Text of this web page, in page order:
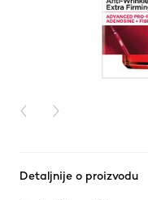
PREVIOUS CARD
NEXT CARD
Detaljnije o proizvodu